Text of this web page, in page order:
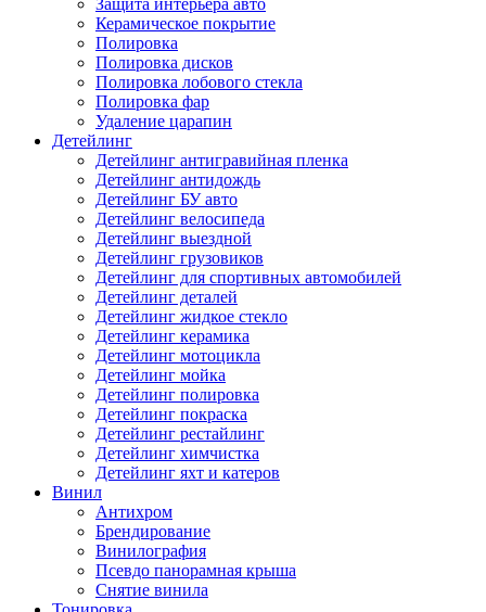
Защита интерьера авто
Керамическое покрытие
Полировка
Полировка дисков
Полировка лобового стекла
Полировка фар
Удаление царапин
Детейлинг
Детейлинг антигравийная пленка
Детейлинг антидождь
Детейлинг БУ авто
Детейлинг велосипеда
Детейлинг выездной
Детейлинг грузовиков
Детейлинг для спортивных автомобилей
Детейлинг деталей
Детейлинг жидкое стекло
Детейлинг керамика
Детейлинг мотоцикла
Детейлинг мойка
Детейлинг полировка
Детейлинг покраска
Детейлинг рестайлинг
Детейлинг химчистка
Детейлинг яхт и катеров
Винил
Антихром
Брендирование
Винилография
Псевдо панорамная крыша
Снятие винила